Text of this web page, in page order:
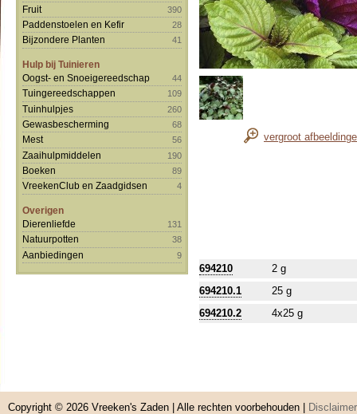
Fruit 390
Paddenstoelen en Kefir 28
Bijzondere Planten 41
Hulp bij Tuinieren
Oogst- en Snoeigereedschap
44
Tuingereedschappen 109
Tuinhulpjes 260
Gewasbescherming 68
Mest 56
Zaaihulpmiddelen 190
Boeken 89
VreekenClub en Zaadgidsen 4
Overigen
Dierenliefde
131
Natuurpotten 38
Aanbiedingen 9
vergroot
694210
2 g
694210.1
25 g
694210.2
4x25 g
Copyright © 2026 Vreeken's Zaden | Alle rechten voorbehouden | Disclaimer